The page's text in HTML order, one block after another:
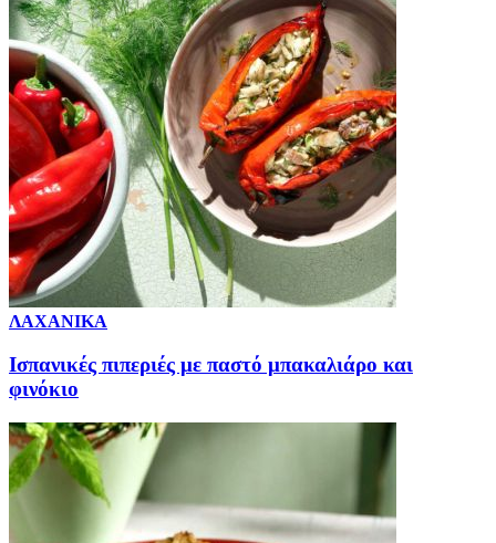
ΛΑΧΑΝΙΚΑ
Ισπανικές πιπεριές με παστό μπακαλιάρο και
φινόκιο